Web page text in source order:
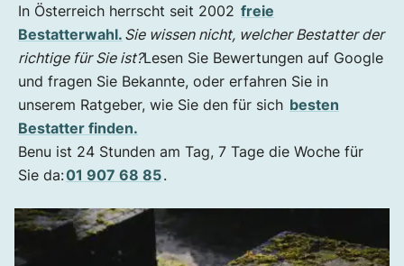
In Österreich herrscht seit 2002 freie
Bestatterwahl. Sie wissen nicht, welcher Bestatter der
richtige für Sie ist?Lesen Sie Bewertungen auf Google
und fragen Sie Bekannte, oder erfahren Sie in
unserem Ratgeber, wie Sie den für sich besten
Bestatter finden.
Benu ist 24 Stunden am Tag, 7 Tage die Woche für
Sie da:01 907 68 85.